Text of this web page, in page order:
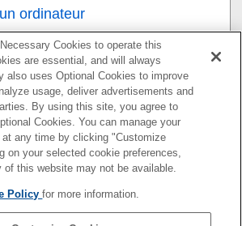
ordinateur
du MENU
produit
des problèmes
sur la conformité aux lois sur
Cookies to operate this
are essential, and will always
also uses Optional Cookies to improve
usage, deliver advertisements and
By using this site, you agree to
Cookies. You can manage your
any time by clicking "Customize
on your selected cookie preferences,
of this website may not be available.
Policyfor more information.